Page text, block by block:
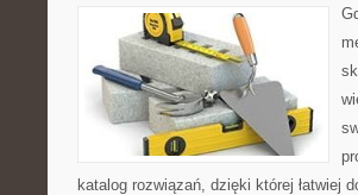
katalog rozwiązań, dzięki której łatwiej